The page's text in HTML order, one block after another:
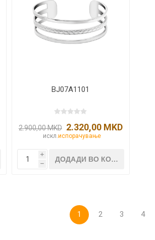
BJ07A1101
2.900,00 MKD 2.320,00 MKD
искл.испорачување
i
h
1 2 3 4